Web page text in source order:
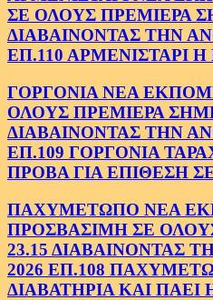
ΣΕ ΟΛΟΥΣ ΠΡΕΜΙΕΡΑ
ΔΙΑΒΑΙΝΟΝΤΑΣ ΤΗΝ
ΕΠ.110 ΑΡΜΕΝΙΣΤΑΡΙ
ΓΟΡΓΟΝΙΑ ΝΕΑ
ΟΛΟΥΣ ΠΡΕΜΙΕΡΑ
ΔΙΑΒΑΙΝΟΝΤΑΣ ΤΗΝ
ΕΠ.109 ΓΟΡΓΟΝΙΑ
ΠΡΟΒΑ ΓΙΑ ΕΠΙΘΕΣΗ
ΠΑΧΥΜΕΤΩΠΟ ΝΕΑ
ΠΡΟΣΒΑΣΙΜΗ ΣΕ
23.15 ΔΙΑΒΑΙΝΟΝΤΑΣ
2026 ΕΠ.108
ΔΙΑΒΑΤΗΡΙΑ ΚΑΙ ΠΑΕΙ